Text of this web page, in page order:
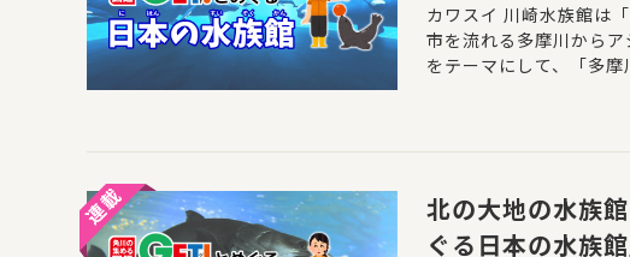
カワスイ 川崎水族館は
市を流れる多摩川から
をテーマにして、「多
「南アメリカゾーン」
北の大地の水族
ぐる日本の水族